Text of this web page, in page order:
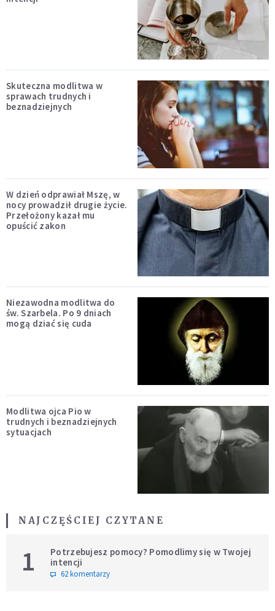
Skuteczna modlitwa w
sprawach trudnych i
beznadziejnych
W dzień odprawiał Mszę, w
nocy prowadził drugie życie.
Przełożony kazał mu
opuścić zakon
Niezawodna modlitwa do
św. Szarbela. Po 9 dniach
mogą dziać się cuda
Modlitwa ojca Pio w
trudnych i beznadziejnych
sytuacjach
NAJCZĘŚCIEJ CZYTANE
1
Potrzebujesz pomocy? Pomodlimy się w Twojej
intencji
62 komentarzy